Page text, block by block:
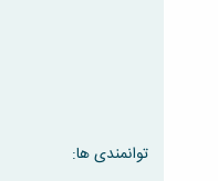
توانمندی ها: